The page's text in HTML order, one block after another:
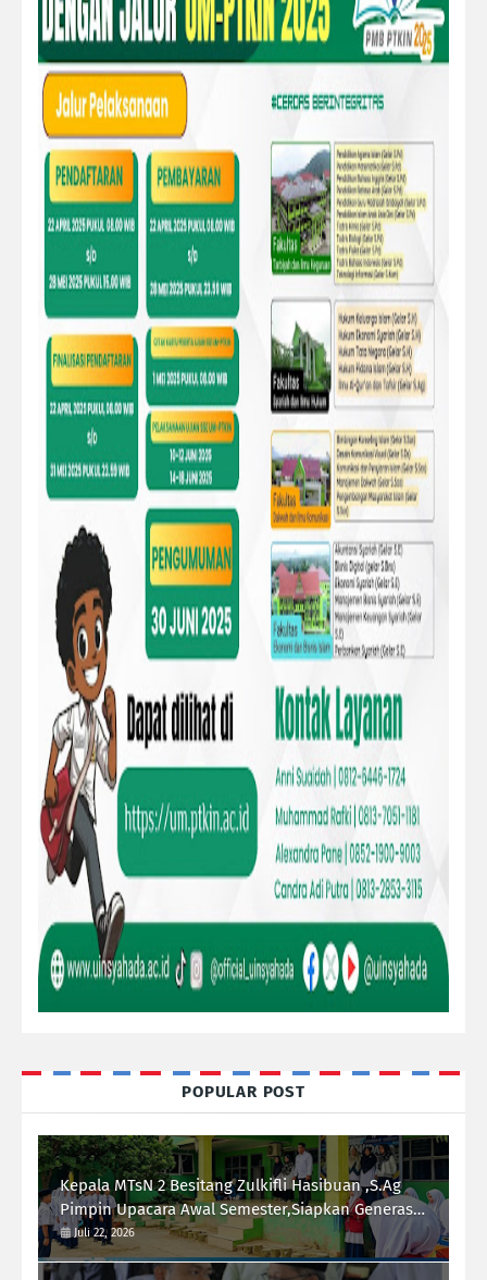
POPULAR POST
Kepala MTsN 2 Besitang Zulkifli Hasibuan ,S.Ag
Pimpin Upacara Awal Semester,Siapkan Generasi
Berkarakter dan Berprestasi
Juli 22, 2026